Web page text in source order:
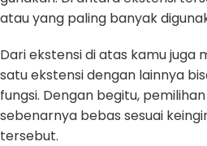
atau yang paling banyak
Dari ekstensi di atas kamu juga
satu ekstensi dengan lainnya
fungsi. Dengan begitu,
sebenarnya bebas sesuai
tersebut.